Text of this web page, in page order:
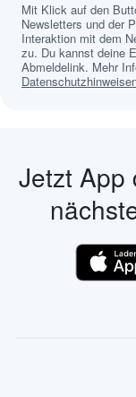
Mit Klick auf den
Newsletters und der
Interaktion mit dem
zu. Du kannst deine
Abmeldelink. Mehr
Jetzt App